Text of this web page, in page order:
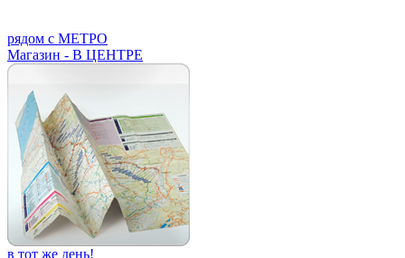
рядом с МЕТРО
Магазин - В ЦЕНТРЕ
в тот же день!